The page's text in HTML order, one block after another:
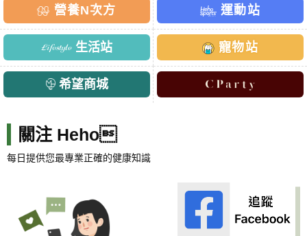
營養N次方 運動站
生活站 寵物站
希望商城
關注 Heho
每日提供您最專業正確的健康知識